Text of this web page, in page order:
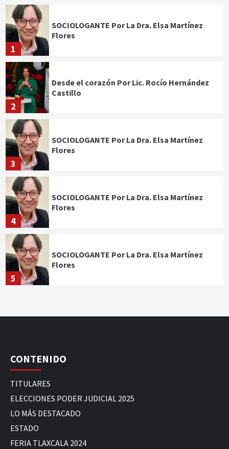
1
SOCIOLOGANTE Por La Dra. Elsa Martínez
Flores
2
Desde el corazón Por Lic. Rocío Hernández
Castillo
3
SOCIOLOGANTE Por La Dra. Elsa Martínez
Flores
4
SOCIOLOGANTE Por La Dra. Elsa Martínez
Flores
5
SOCIOLOGANTE Por La Dra. Elsa Martínez
Flores
CONTENIDO
TITULARES
ELECCIONES PODER JUDICIAL 2025
LO MÁS DESTACADO
ESTADO
FERIA TLAXCALA 2024